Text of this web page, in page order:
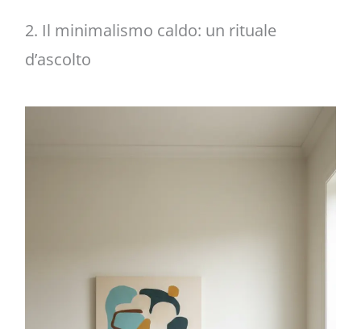
2. Il minimalismo caldo: un rituale
d’ascolto